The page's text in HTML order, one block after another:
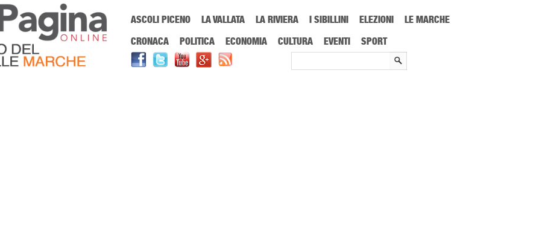
ASCOLI PICENO LA VALLATA LA RIVIERA I SIBILLINI ELEZIONI
LE MARCHE
CRONACA
POLITICA ECONOMIA CULTURA EVENTI SPORT